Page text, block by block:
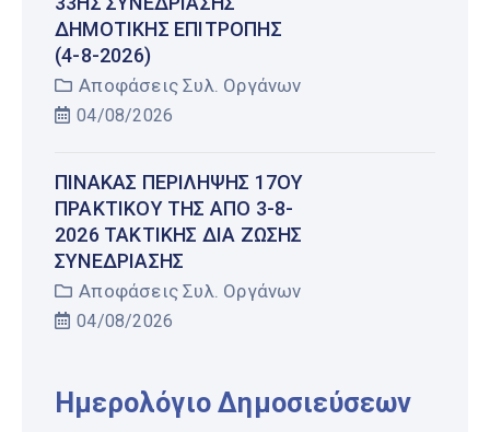
ΔΗΜΟΤΙΚΉΣ ΕΠΙΤΡΟΠΉΣ
(4-8-2026)
Αποφάσεις Συλ. Οργάνων
04/08/2026
ΠΊΝΑΚΑΣ ΠΕΡΊΛΗΨΗΣ 17ΟΥ
ΠΡΑΚΤΙΚΟΎ ΤΗΣ ΑΠΌ 3-8-
2026 ΤΑΚΤΙΚΉΣ ΔΙΑ ΖΏΣΗΣ
ΣΥΝΕΔΡΊΑΣΗΣ
Αποφάσεις Συλ. Οργάνων
04/08/2026
Ημερολόγιο Δημοσιεύσεων